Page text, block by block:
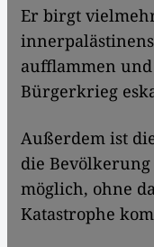
Er birgt
aufflammen
Bürgerkrieg
Außerdem ist
die
möglich, ohne
Katastrophe